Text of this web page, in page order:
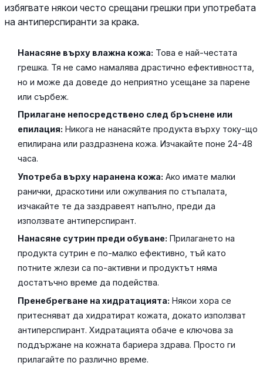
избягвате някои често срещани грешки при употребата
на антиперспиранти за крака.
Нанасяне върху влажна кожа: Това е най-честата
грешка. Тя не само намалява драстично ефективността,
но и може да доведе до неприятно усещане за парене
или сърбеж.
Прилагане непосредствено след бръснене или
епилация: Никога не нанасяйте продукта върху току-що
епилирана или раздразнена кожа. Изчакайте поне 24-48
часа.
Употреба върху наранена кожа: Ако имате малки
ранички, драскотини или ожулвания по стъпалата,
изчакайте те да заздравеят напълно, преди да
използвате антиперспирант.
Нанасяне сутрин преди обуване: Прилагането на
продукта сутрин е по-малко ефективно, тъй като
потните жлези са по-активни и продуктът няма
достатъчно време да подейства.
Пренебрегване на хидратацията: Някои хора се
притесняват да хидратират кожата, докато използват
антиперспирант. Хидратацията обаче е ключова за
поддържане на кожната бариера здрава. Просто ги
прилагайте по различно време.